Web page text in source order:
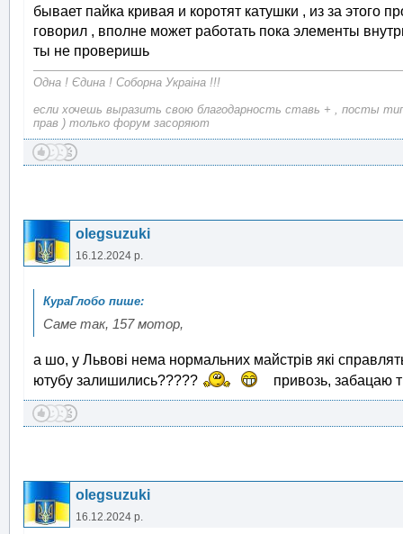
бывает пайка кривая и коротят катушки , из за этого
говорил , вполне может работать пока элементы
ты не проверишь
Одна ! Єдина ! Соборна Украіна !!!
если хочешь выразить свою благодарность ставь + , посты
прав ) только форум засоряют
olegsuzuki
16.12.2024 р.
Саме так, 157 мотор,
а шо, у Львові нема нормальних майстрів які
ютубу залишились?????
привозь, забацаю
olegsuzuki
16.12.2024 р.